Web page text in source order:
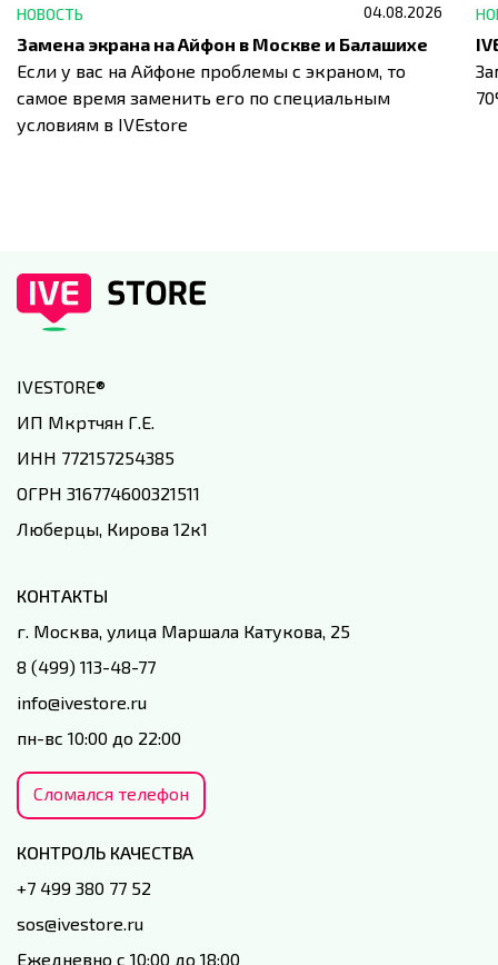
НОВОСТЬ 04.08.2026
Замена экрана на Айфон в Москве и Балашихе
Если у вас на Айфоне проблемы с экраном, то
самое время заменить его по специальным
условиям в IVEstore
IVESTORE®
ИП Мкртчян Г.Е.
ИНН 772157254385
ОГРН 316774600321511
Люберцы, Кирова 12к1
КОНТАКТЫ
г. Москва, улица Маршала Катукова, 25
8 (499) 113-48-77
info@ivestore.ru
пн-вс 10:00 до 22:00
Сломался телефон
КОНТРОЛЬ КАЧЕСТВА
+7 499 380 77 52
sos@ivestore.ru
Ежедневно с 10:00 до 18:00